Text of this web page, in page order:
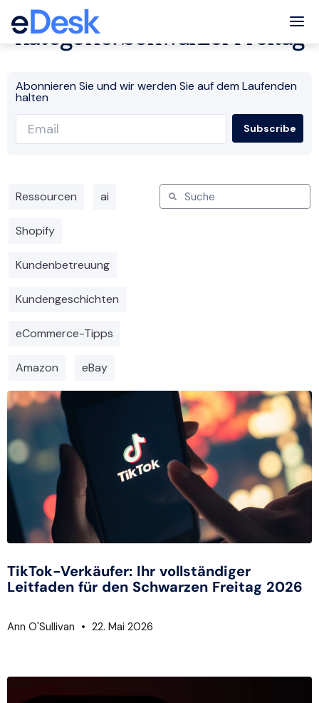
Kategorie: Schwarzer Freitag
Abonnieren Sie und wir werden Sie auf dem Laufenden
halten
Ressourcen ai
Shopify
Kundenbetreuung
Kundengeschichten
eCommerce-Tipps
Amazon eBay
TikTok-Verkäufer: Ihr vollständiger
Leitfaden für den Schwarzen Freitag 2026
Ann O'Sullivan 22. Mai 2026